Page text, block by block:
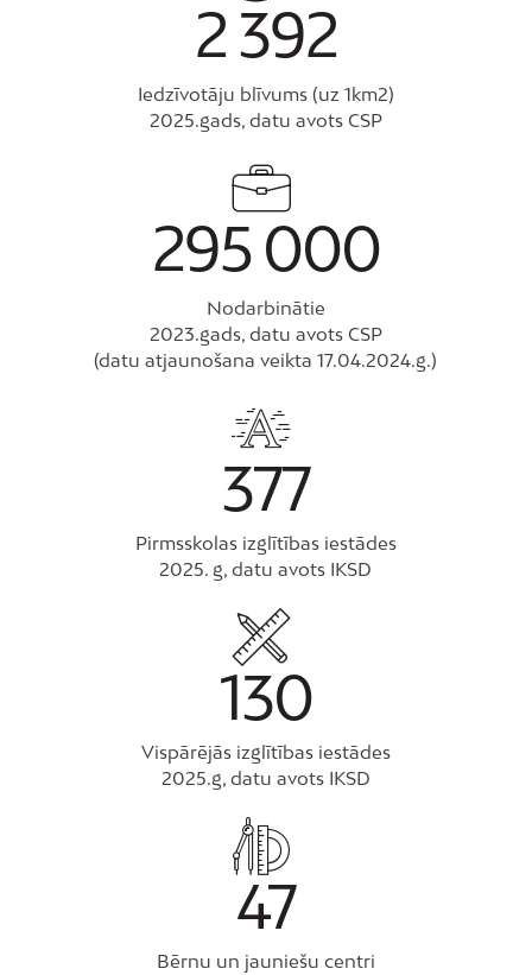
2 392
Iedzīvotāju blīvums (uz 1km2)
2025.gads, datu avots CSP
295 000
Nodarbinātie
2023.gads, datu avots CSP
(datu atjaunošana veikta 17.04.2024.g.)
377
Pirmsskolas izglītības iestādes
2025. g, datu avots IKSD
130
Vispārējās izglītības iestādes
2025.g, datu avots IKSD
47
Bērnu un jauniešu centri